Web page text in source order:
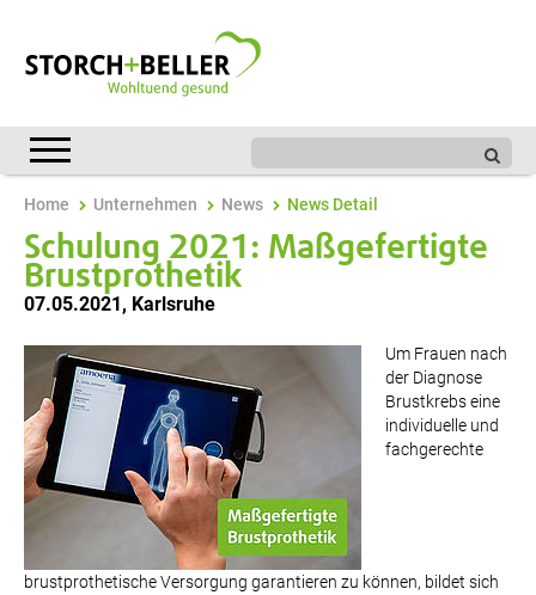
Home Unternehmen News News Detail
Schulung 2021: Maßgefertigte
Brustprothetik
07.05.2021, Karlsruhe
Um Frauen nach
der Diagnose
Brustkrebs eine
individuelle und
fachgerechte
brustprothetische Versorgung garantieren zu können, bildet sich